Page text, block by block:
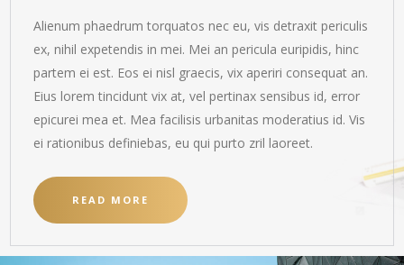
Alienum phaedrum torquatos nec eu, vis detraxit periculis
ex, nihil expetendis in mei. Mei an pericula euripidis, hinc
partem ei est. Eos ei nisl graecis, vix aperiri consequat an.
Eius lorem tincidunt vix at, vel pertinax sensibus id, error
epicurei mea et. Mea facilisis urbanitas moderatius id. Vis
ei rationibus definiebas, eu qui purto zril laoreet.
READ MORE